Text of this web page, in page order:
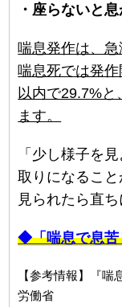
・座らないと
喘息発作は、
喘息死では発
以内で29.7%
ます。
「少し様子を
取りになるこ
見られたら直
◆「喘息で息苦
【参考情報】『
労働省